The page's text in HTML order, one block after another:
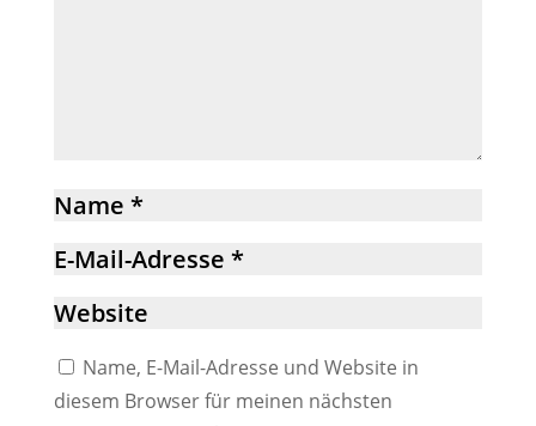
Name, E-Mail-Adresse und Website in
diesem Browser für meinen nächsten